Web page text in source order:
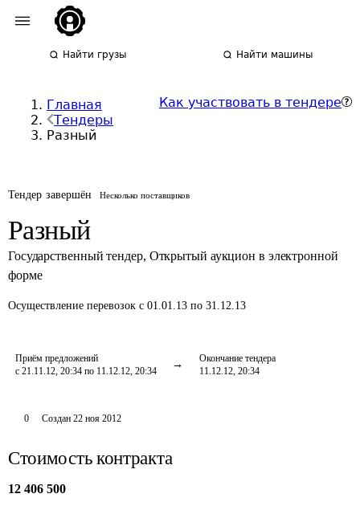
Найти грузы Найти машины
Главная
Тендеры
Разный
Как участвовать в тендере
Тендер завершён Несколько поставщиков
Разный
Государственный тендер, Открытый аукцион в электронной
форме
Осуществление перевозок с 01.01.13 по 31.12.13
Приём предложений
с 21.11.12, 20:34 по 11.12.12, 20:34
Окончание тендера
11.12.12, 20:34
0 Создан 22 ноя 2012
Стоимость контракта
12 406 500